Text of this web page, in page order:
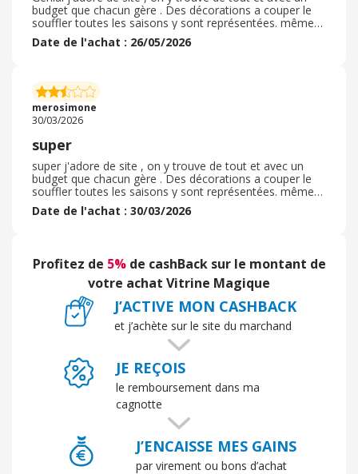
budget que chacun gère . Des décorations a couper le
souffler toutes les saisons y sont représentées. même
Pâques , décorations , chocolats , nappes . bref, je
recommande ce site. La livraison est conforme, bon des
bases pour certains pour d'autres très bien. EN tout cas
de nombreux catalogues sont envoyés et des mails de
promotions seront vite dans vos boites .
Date de l'achat : 26/05/2026
merosimone
30/03/2026
super
super j'adore de site , on y trouve de tout et avec un
budget que chacun gère . Des décorations a couper le
souffler toutes les saisons y sont représentées. même
Pâques , décorations , chocolats , nappes . bref, je
recommande ce site. La livraison est conforme, bon des
bases pour certains pour d'autres très bien. EN tout cas
de nombreux catalogues sont envoyés et des mails de
promotions seront vite dans vos boites .
Date de l'achat : 30/03/2026
Profitez de 5%de cashBack sur le montant de
votre achat Vitrine Magique
J’ACTIVE MON CASHBACK
et j’achète sur le site du marchand
JE REÇOIS
le remboursement dans ma
cagnotte
J’ENCAISSE MES GAINS
par virement ou bons d’achat